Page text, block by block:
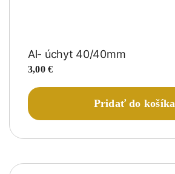
Al- úchyt 40/40mm
3,00€
Pridať do košíka